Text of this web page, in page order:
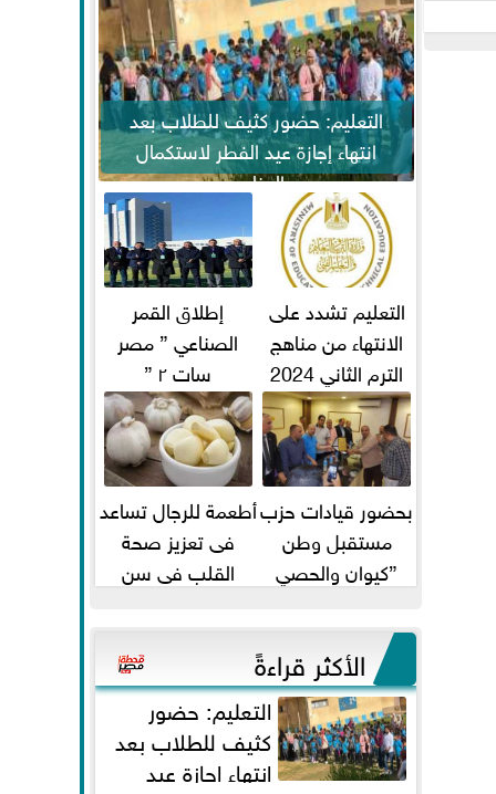
التعليم: حضور كثيف للطلاب بعد
انتهاء إجازة عيد الفطر لاستكمال
المناهج
التعليم تشدد على
الانتهاء من مناهج
الترم الثاني 2024
قبل الامتحانات
إطلاق القمر
الصناعي ” مصر
سات ٢ ”
بحضور قيادات حزب
مستقبل وطن
”كيوان والحصي
وعيسي” أمانه كفر...
أطعمة للرجال تساعد
فى تعزيز صحة
القلب فى سن
الأكثر قراءةً
التعليم: حضور
كثيف للطلاب بعد
انتهاء إجازة عيد